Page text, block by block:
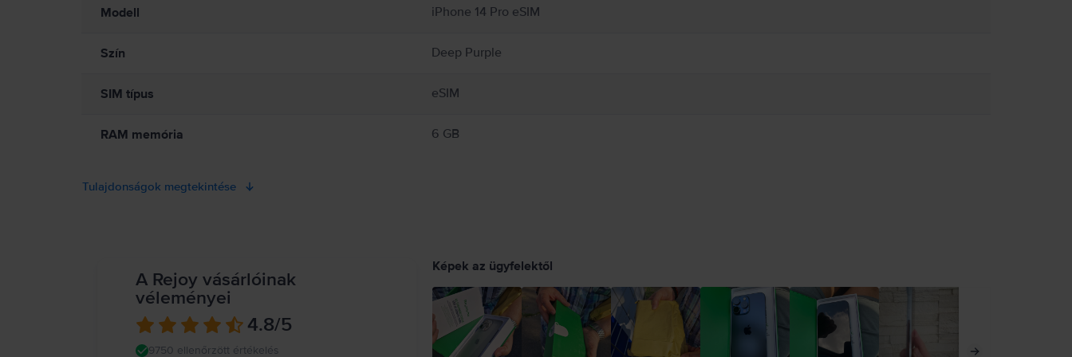
Az iPhone használata bizonyos helyzetekben elvonhatja a figyelmedet, és veszélyes helyzeteket okozhat (például ne hallgass zenét fejhallgatóval kerékpározás közben, és ne írj üzenetet vezetés közben). Tartsd
Modell iPhone 14 Pro eSIM
Szín Deep Purple
SIM típus eSIM
RAM memória 6 GB
Tulajdonságok megtekintése
A Rejoy vásárlóinak
véleményei
4.8/5
9750 ellenőrzött értékelés
Képek az ügyfelektől